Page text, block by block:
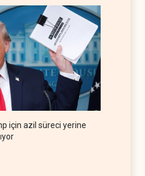
için azil süreci yerine